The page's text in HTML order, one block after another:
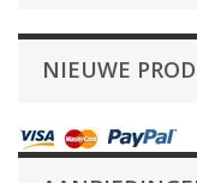
NIEUWE